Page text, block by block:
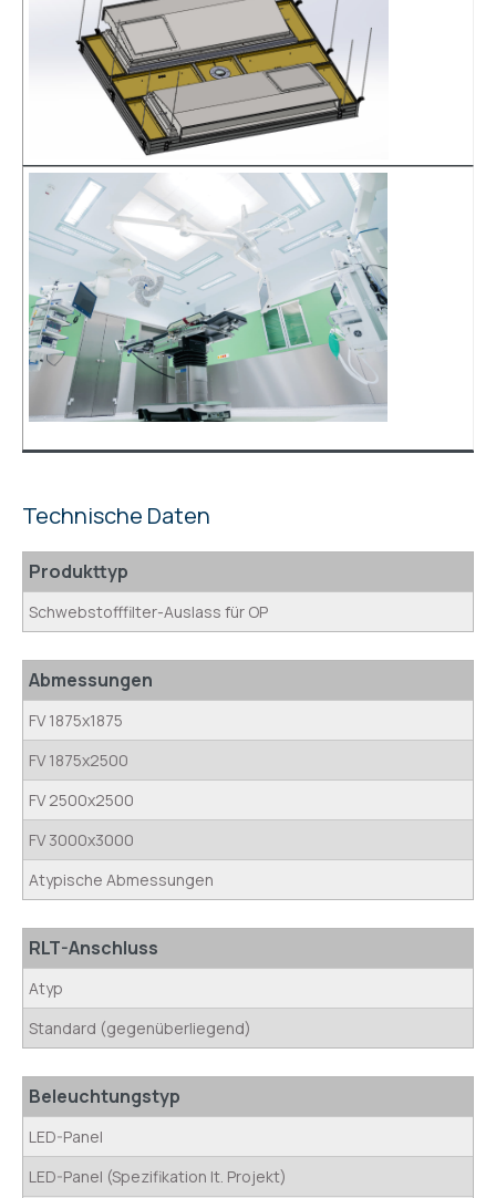
Technische Daten
Produkttyp
Schwebstofffilter-Auslass für OP
Abmessungen
FV 1875x1875
FV 1875x2500
FV 2500x2500
FV 3000x3000
Atypische Abmessungen
RLT-Anschluss
Atyp
Standard (gegenüberliegend)
Beleuchtungstyp
LED-Panel
LED-Panel (Spezifikation lt. Projekt)